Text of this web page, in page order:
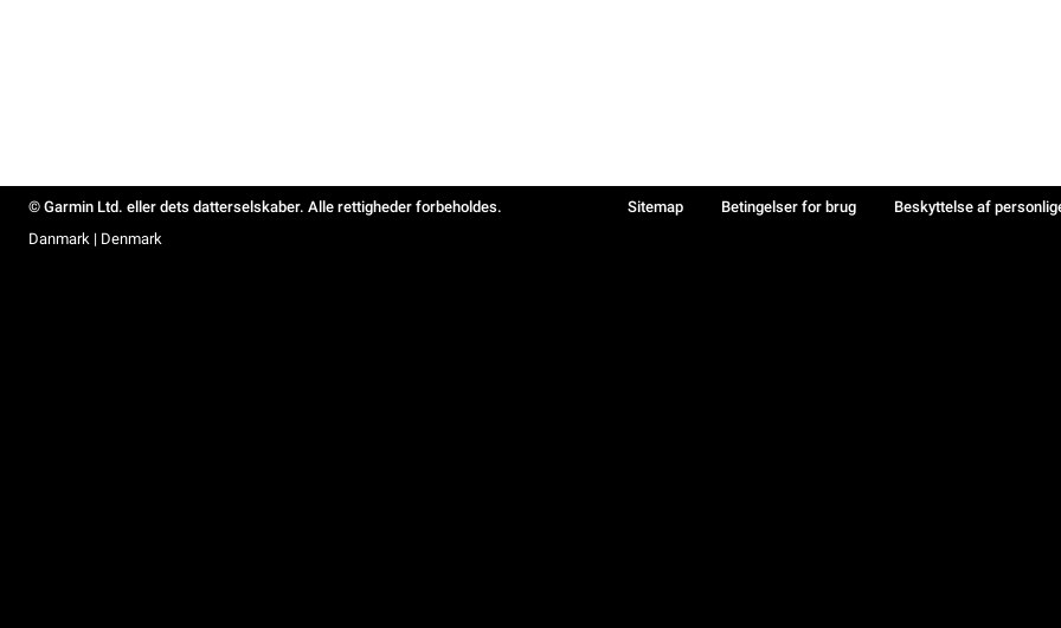
© Garmin Ltd. eller dets datterselskaber. Alle rettigheder forbeholdes. Sitemap Betingelser for brug Beskyttelse af
Danmark | Denmark